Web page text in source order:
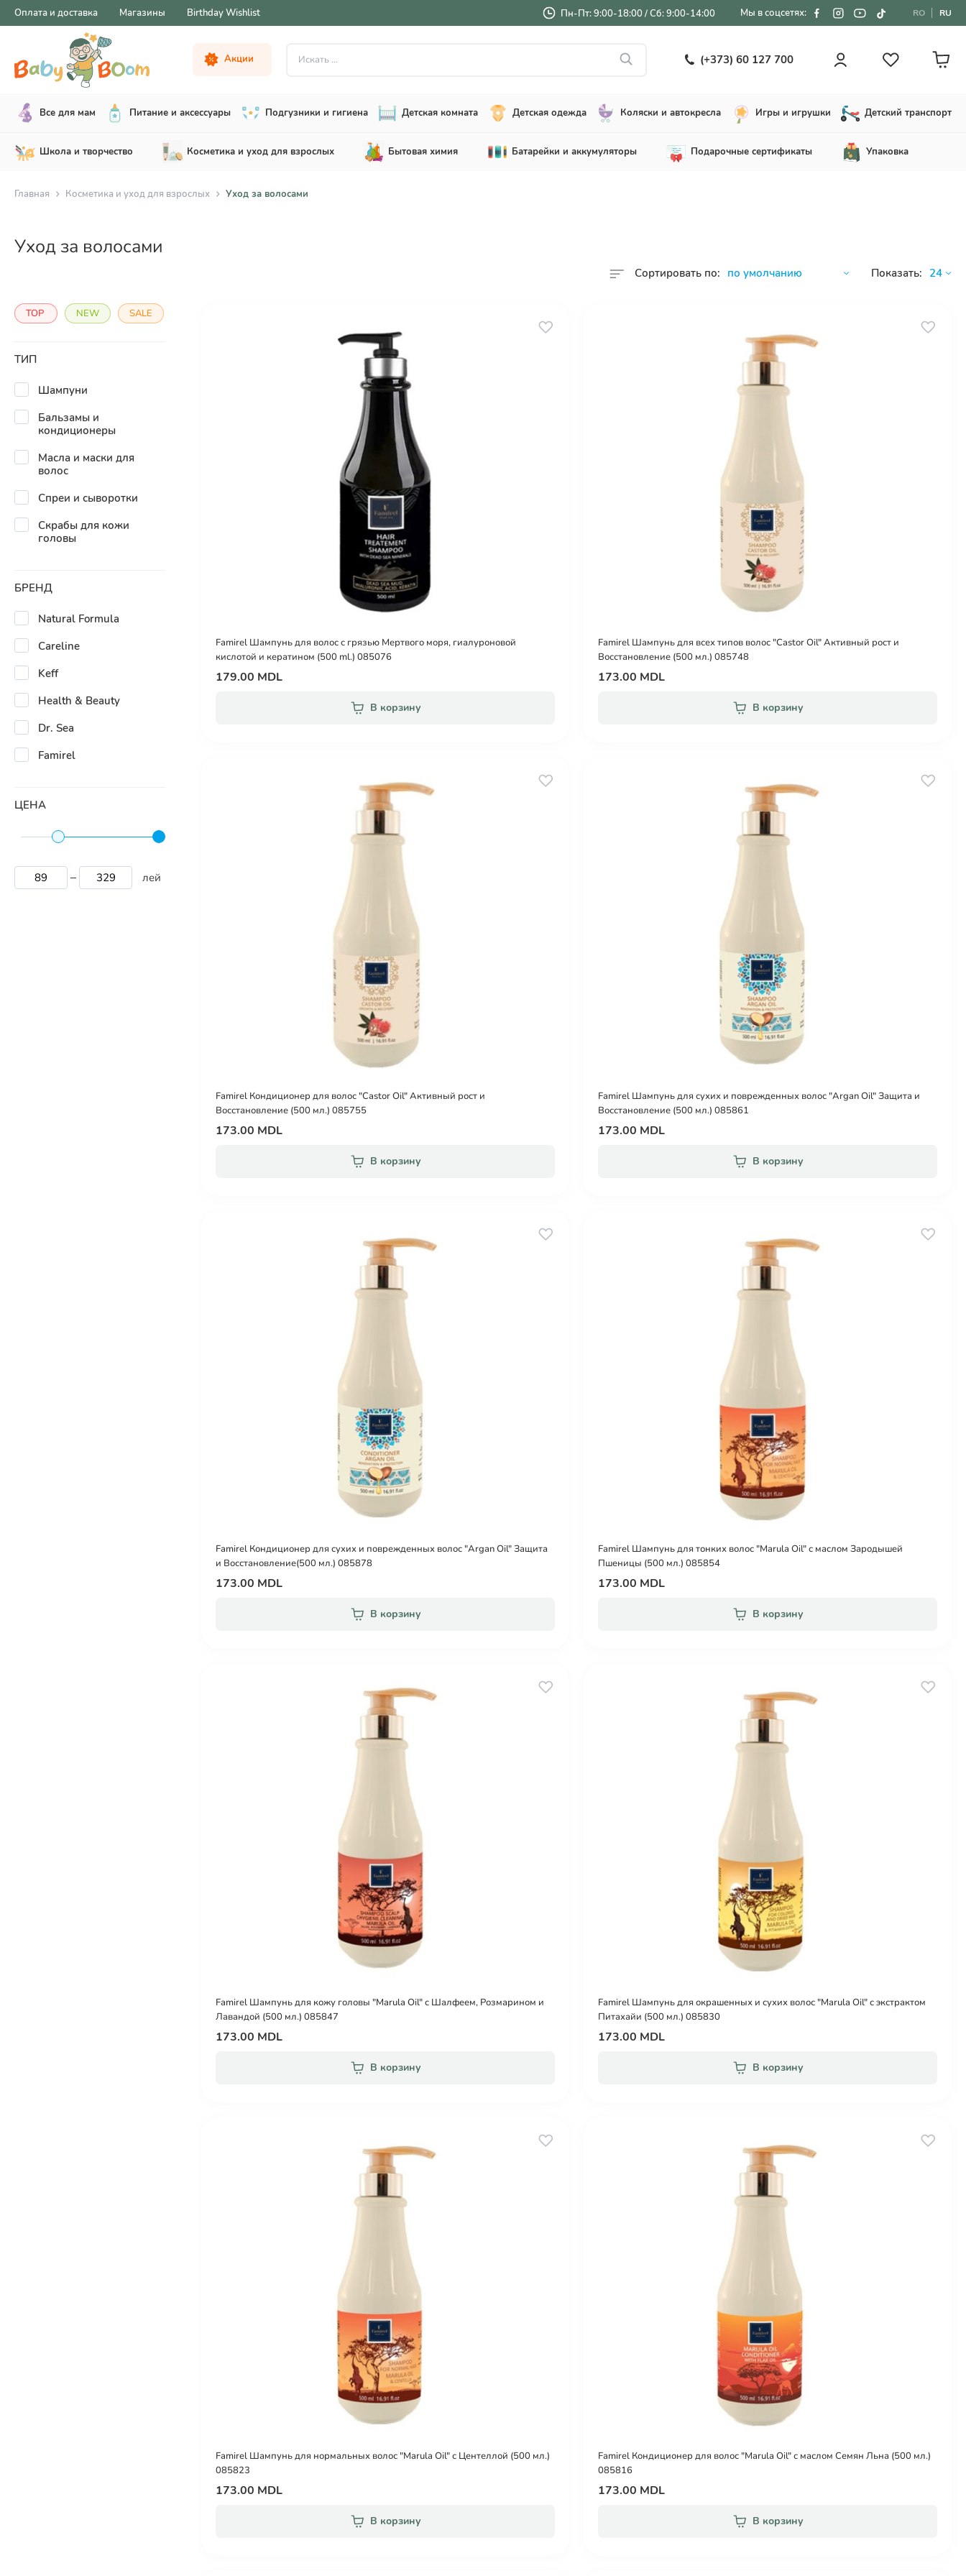
Оплата и доставка Магазины Birthday Wishlist Пн-Пт: 9:00-18:00 / Сб: 9:00-14:00 Мы в соцсетях: RO RU
Акции (+373) 60 127 700
Все для мам Питание и аксессуары Подгузники и гигиена Детская комната Детская одежда Коляски и автокресла Игры и игрушки Детский транспорт
Школа и творчество Косметика и уход для взрослых Бытовая химия Батарейки и аккумуляторы Подарочные сертификаты Упаковка
Главная Косметика и уход для взрослых Уход за волосами
Уход за волосами
Сортировать по: Показать:
TOP NEW SALE
ТИП
Шампуни
Бальзамы и
кондиционеры
Масла и маски для
волос
Спреи и сыворотки
Скрабы для кожи
головы
БРЕНД
Natural Formula
Careline
Keff
Health & Beauty
Dr. Sea
Famirel
ЦЕНА
лей
Famirel Шампунь для волос с грязью Мертвого моря, гиалуроновой
кислотой и кератином (500 ml.) 085076
179.00 MDL
В корзину
Famirel Шампунь для всех типов волос "Castor Oil" Aктивный рост и
Bосстановление (500 мл.) 085748
173.00 MDL
В корзину
Famirel Кондиционер для волос "Castor Oil" Aктивный рост и
Bосстановление (500 мл.) 085755
173.00 MDL
В корзину
Famirel Шампунь для сухих и поврежденных волос "Argan Oil" Защита и
Восстановление (500 мл.) 085861
173.00 MDL
В корзину
Famirel Кондиционер для сухих и поврежденных волос "Argan Oil" Защита
и Bосстановление(500 мл.) 085878
173.00 MDL
В корзину
Famirel Шампунь для тонких волос "Marula Oil" с маслом Зародышей
Пшеницы (500 мл.) 085854
173.00 MDL
В корзину
Famirel Шампунь для кожу головы "Marula Oil" c Шалфеем, Розмарином и
Лавандой (500 мл.) 085847
173.00 MDL
В корзину
Famirel Шампунь для окрашенных и сухих волос "Marula Oil" с экстрактом
Питахайи (500 мл.) 085830
173.00 MDL
В корзину
Famirel Шампунь для нормальных волос "Marula Oil" с Центеллой (500 мл.)
085823
173.00 MDL
В корзину
Famirel Кондиционер для волос "Marula Oil" с маслом Семян Льна (500 мл.)
085816
173.00 MDL
В корзину